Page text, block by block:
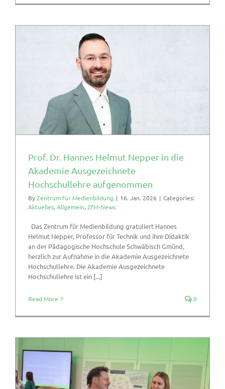
Prof. Dr. Hannes Helmut Nepper in die
Akademie Ausgezeichnete
Hochschullehre aufgenommen
ByZentrum für Medienbildung | 16. Jan. 2026 | Categories:
Aktuelles, Allgemein, ZfM-News
Das Zentrum für Medienbildung gratuliert Hannes
Helmut Nepper, Professor für Technik und ihre Didaktik
an der Pädagogische Hochschule Schwäbisch Gmünd,
herzlich zur Aufnahme in die Akademie Ausgezeichnete
Hochschullehre. Die Akademie Ausgezeichnete
Hochschullehre ist ein [...]
Read More 0